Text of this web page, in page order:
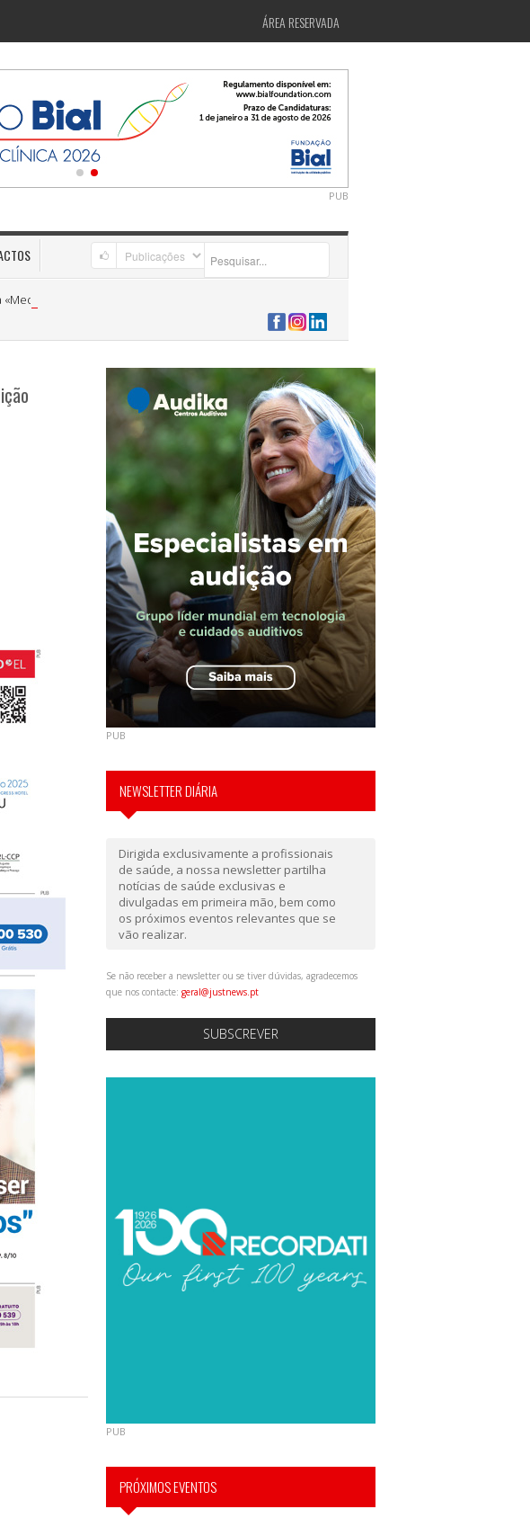
ÁREA RESERVADA
PUB
Preventiva»
PUB
NEWSLETTER DIÁRIA
Dirigida exclusivamente a profissionais
de saúde, a nossa newsletter partilha
notícias de saúde exclusivas e
divulgadas em primeira mão, bem como
os próximos eventos relevantes que se
vão realizar.
Se não receber a newsletter ou se tiver dúvidas, agradecemos
que nos contacte: geral@justnews.pt
SUBSCREVER
PUB
PRÓXIMOS EVENTOS